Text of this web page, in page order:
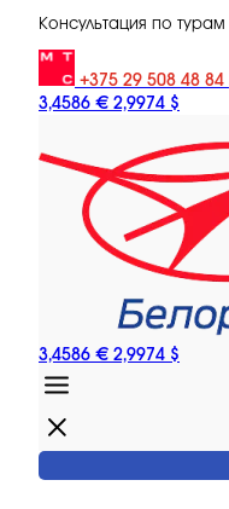
Консультация по турам
+375 29 508 48 84
3,4586 € 2,9974 $
3,4586 € 2,9974 $